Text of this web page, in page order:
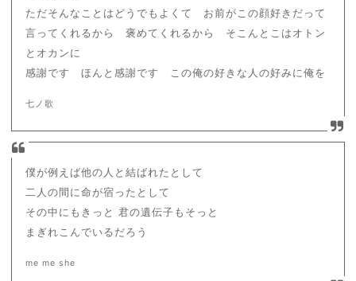
ただそんなことはどうでもよくて お前がこの顔好きだって
言ってくれるから 褒めてくれるから そこんとこはオトン
とオカンに
感謝です ほんと感謝です この俺の好きな人の好みに俺を
七ノ歌
僕が例えば他の人と結ばれたとして
二人の間に命が宿ったとして
その中にもきっと 君の遺伝子もそっと
まぎれこんでいるだろう
me me she